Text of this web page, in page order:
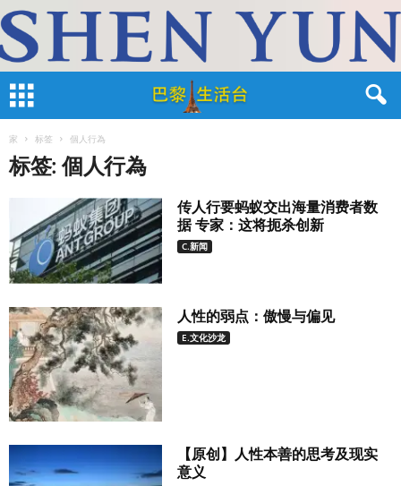
家 标签 個人行為
标签: 個人行為
传人行要蚂蚁交出海量消费者数
据 专家：这将扼杀创新
C.新闻
人性的弱点：傲慢与偏见
E.文化沙龙
【原创】人性本善的思考及现实
意义